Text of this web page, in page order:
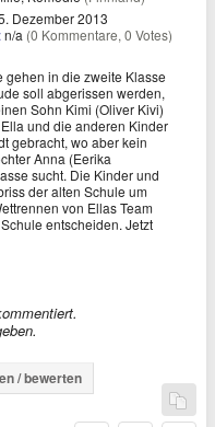
Dezember 2013
n/a (0 Kommentare, 0 Votes)
gehen in die zweite Klasse
soll abgerissen werden,
Sohn Kimi (Oliver Kivi)
und die anderen Kinder
gebracht, wo aber kein
Anna (Eerika
sucht. Die Kinder und
der alten Schule um
von Ellas Team
entscheiden. Jetzt
/ bewerten